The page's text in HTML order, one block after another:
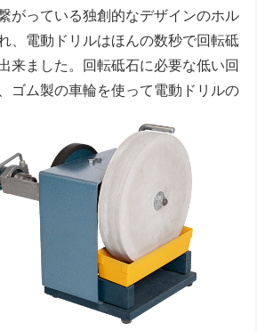
がっている独創的なデザインのホル
、電動ドリルはほんの数秒で回転砥
来ました。回転砥石に必要な低い回
、ゴム製の車輪を使って電動ドリルの